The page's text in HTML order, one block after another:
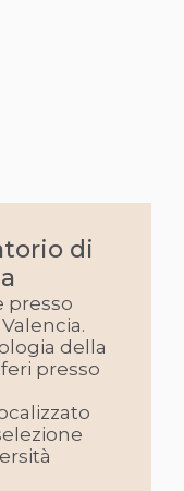
di
presso
della
presso